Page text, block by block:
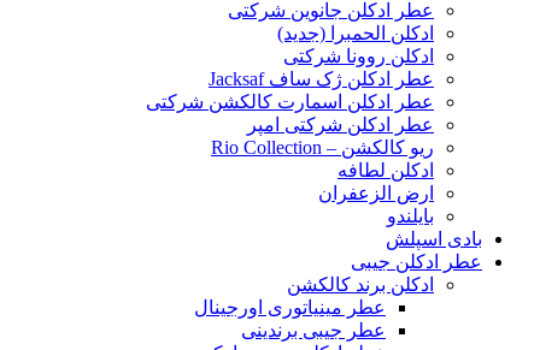
عطر ادکلن جانوین شرکتی
ادکلن الحمبرا (جدید)
ادکلن روونا شرکتی
عطر ادکلن ژک‌ ساف Jacksaf
عطر ادکلن اسمارت کالکشن شرکتی
عطر ادکلن شرکتی امپر
ریو کالکشن – Rio Collection
ادکلن لطافه
ارض الزعفران
بایلندو
بادی اسپلش
عطر ادکلن جیبی
ادکلن برند کالکشن
عطر مینیاتوری اورجینال
عطر جیبی برندینی